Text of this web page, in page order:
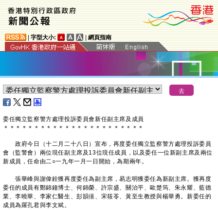
字型大小: 網頁指南
​委任獨立監察警方處理投訴委員會新任副主席及成員
＊ ＊ ＊ ＊ ＊ ＊ ＊ ＊ ＊ ＊ ＊ ＊ ＊ ＊ ＊ ＊ ＊ ＊ ＊ ＊ ＊ ＊ ＊
政府今日（十二月二十八日）宣布，再度委任獨立監察警方處理投訴委員
會（監警會）兩位現任副主席及13位現任成員，以及委任一位新副主席及兩位
新成員，任命由二○一九年一月一日開始，為期兩年。
張華峰與謝偉銓獲再度委任為副主席，易志明獲委任為新副主席。獲再度
委任的成員有鄭錦鐘博士、何錦榮、許宗盛、關治平、歐楚筠、朱永耀、藍德
業、李曉華、李家仁醫生、彭韻僖、宋筱苓、黃至生教授與楊華勇。新委任的
成員為羅孔君與李文斌。